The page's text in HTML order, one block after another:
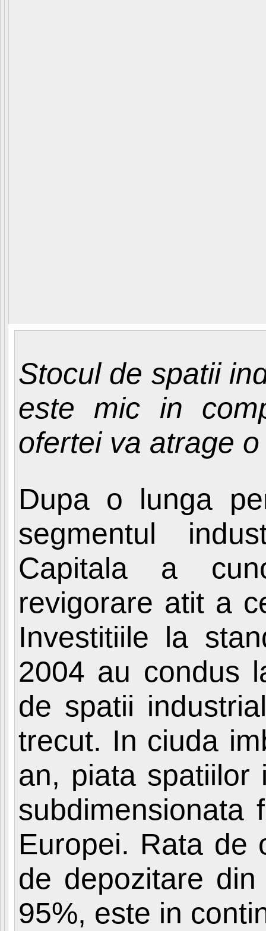
Stocul de spatii
este mic in
ofertei va atrage
Dupa o lunga
segmentul
Capitala a
revigorare atit a
Investitiile la
2004 au condus
de spatii
trecut. In ciuda
an, piata spatiilor
subdimensionata
Europei. Rata de
de depozitare
95%, este in